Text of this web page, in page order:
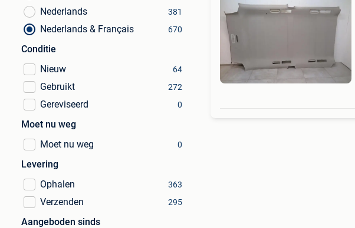
Nederlands 381
Nederlands & Français 670
Conditie
Nieuw
64
Gebruikt 272
Gereviseerd 0
Moet nu weg
Moet nu weg
0
Levering
Ophalen
363
Verzenden 295
Aangeboden sinds